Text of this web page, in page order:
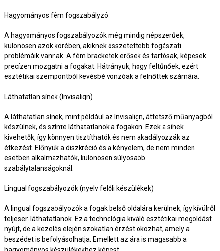
Hagyományos fém fogszabályzó
A hagyományos fogszabályozók még mindig népszerűek,
különösen azok körében, akiknek összetettebb fogászati
problémáik vannak. A fém bracketek erősek és tartósak, képesek
precízen mozgatni a fogakat. Hátrányuk, hogy feltűnőek, ezért
esztétikai szempontból kevésbé vonzóak a felnőttek számára.
Láthatatlan sínek (Invisalign)
A láthatatlan sínek, mint például az Invisalign, áttetsző műanyagból
készülnek, és szinte láthatatlanok a fogakon. Ezek a sínek
kivehetők, így könnyen tisztíthatók és nem akadályozzák az
étkezést. Előnyük a diszkréció és a kényelem, de nem minden
esetben alkalmazhatók, különösen súlyosabb
szabálytalanságoknál.
Lingual fogszabályozók (nyelv felőli készülékek)
A lingual fogszabályozók a fogak belső oldalára kerülnek, így kívülről
teljesen láthatatlanok. Ez a technológia kiváló esztétikai megoldást
nyújt, de a kezelés elején szokatlan érzést okozhat, amely a
beszédet is befolyásolhatja. Emellett az ára is magasabb a